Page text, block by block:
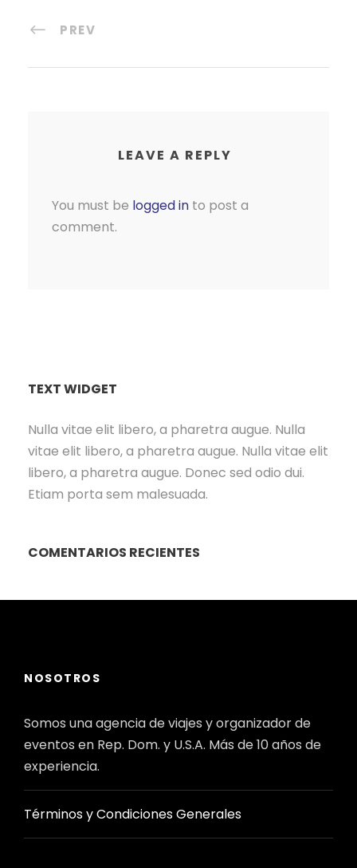
PREV
LEAVE A REPLY
You must be logged in to post a
comment.
TEXT WIDGET
Nulla vitae elit libero, a pharetra augue. Nulla
vitae elit libero, a pharetra augue. Nulla vitae elit
libero, a pharetra augue. Donec sed odio dui.
Etiam porta sem malesuada.
COMENTARIOS RECIENTES
NOSOTROS
Somos una agencia de viajes y organizador de
eventos en Rep. Dom. y U.S.A. Más de 10 años de
experiencia.
Términos y Condiciones Generales